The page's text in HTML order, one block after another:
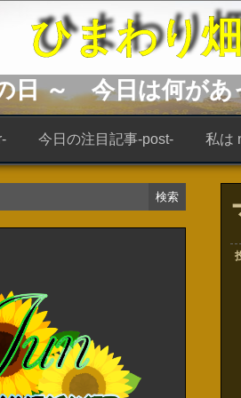
ひまわり
日 ～ 今日は何があ
今日の注目記事-post- 私は